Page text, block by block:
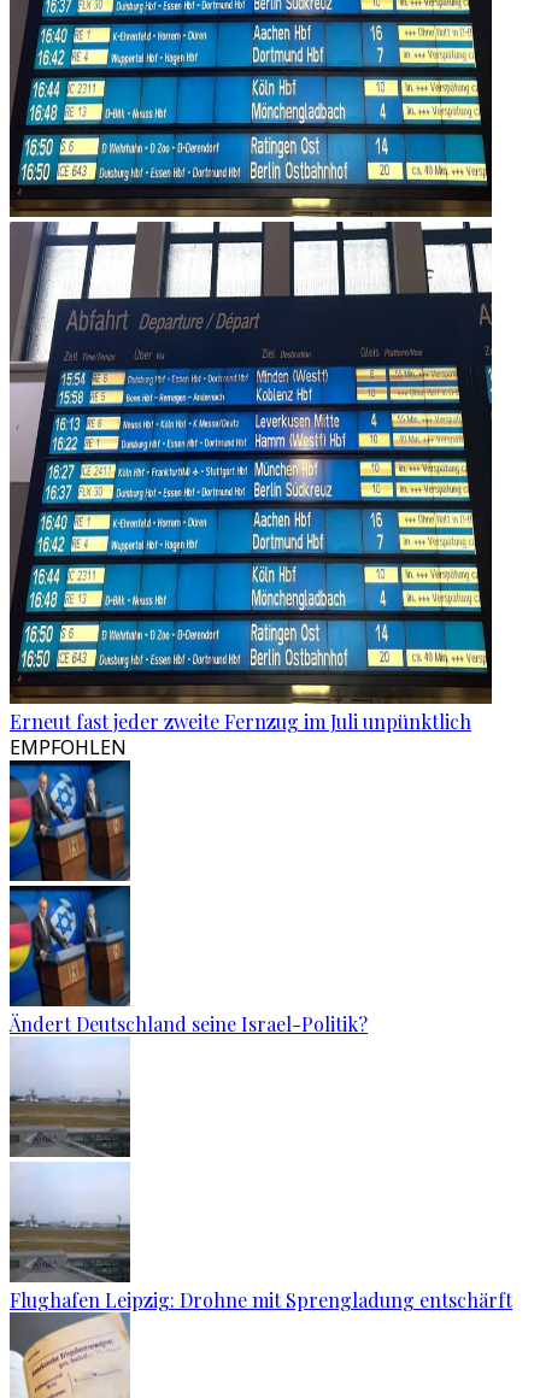
Erneut fast jeder zweite Fernzug im Juli unpünktlich
EMPFOHLEN
Ändert Deutschland seine Israel-Politik?
Flughafen Leipzig: Drohne mit Sprengladung entschärft